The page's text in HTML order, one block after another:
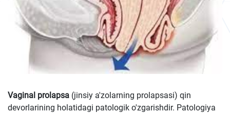
Vaginal prolapsa (jinsiy a'zolarning prolapsasi) qin
devorlarining holatidagi patologik o'zgarishdir. Patologiya